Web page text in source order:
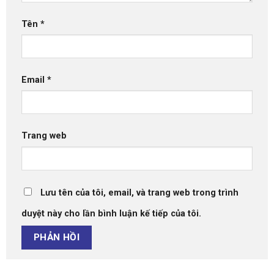
Tên *
Email *
Trang web
Lưu tên của tôi, email, và trang web trong trình
duyệt này cho lần bình luận kế tiếp của tôi.